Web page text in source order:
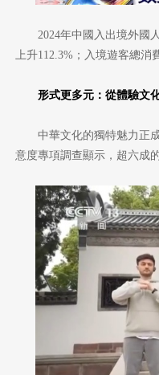
2024年中國入出境外國
上升112.3%；入境遊客總消
形式更多元：從體驗文
中華文化的獨特魅力正
意度專項調查顯示，超六成